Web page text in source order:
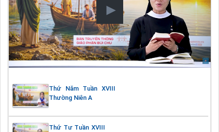
Thứ Năm Tuần XVIII
Thường Niên A
Thứ Tư Tuần XVIII